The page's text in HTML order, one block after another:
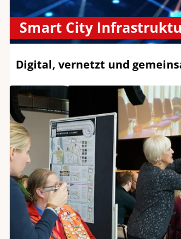
Smart City
Digital, vernetzt und